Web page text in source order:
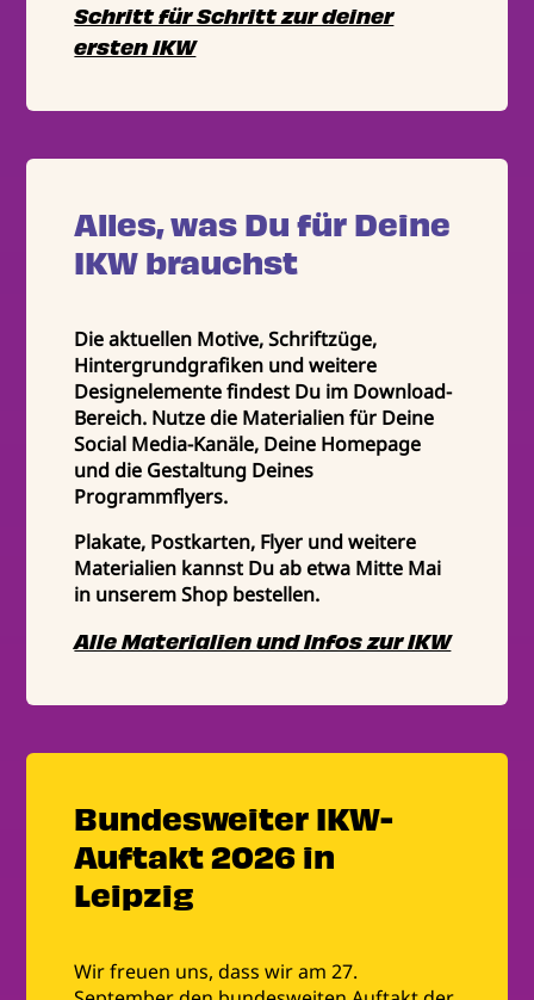
Schritt für Schritt zur deiner
ersten IKW
Alles, was Du für Deine
IKW brauchst
Die aktuellen Motive, Schriftzüge,
Hintergrundgrafiken und weitere
Designelemente findest Du im Download-
Bereich. Nutze die Materialien für Deine
Social Media-Kanäle, Deine Homepage
und die Gestaltung Deines
Programmflyers.
Plakate, Postkarten, Flyer und weitere
Materialien kannst Du ab etwa Mitte Mai
in unserem Shop bestellen.
Alle Materialien und Infos zur IKW
Bundesweiter IKW-
Auftakt 2026 in
Leipzig
Wir freuen uns, dass wir am 27.